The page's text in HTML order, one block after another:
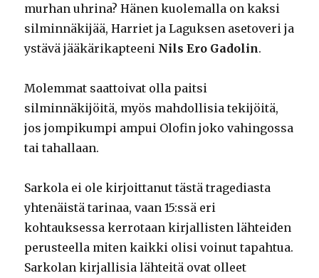
murhan uhrina? Hänen kuolemalla on kaksi
silminnäkijää, Harriet ja Laguksen asetoveri ja
ystävä jääkärikapteeni Nils Ero Gadolin.
Molemmat saattoivat olla paitsi
silminnäkijöitä, myös mahdollisia tekijöitä,
jos jompikumpi ampui Olofin joko vahingossa
tai tahallaan.
Sarkola ei ole kirjoittanut tästä tragediasta
yhtenäistä tarinaa, vaan 15:ssä eri
kohtauksessa kerrotaan kirjallisten lähteiden
perusteella miten kaikki olisi voinut tapahtua.
Sarkolan kirjallisia lähteitä ovat olleet